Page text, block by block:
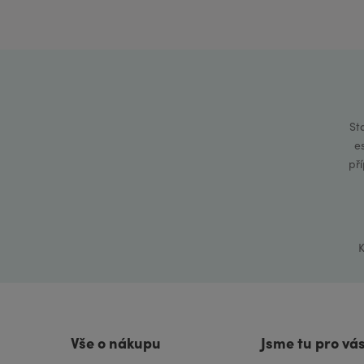
Vše o nákupu Jsme tu pro